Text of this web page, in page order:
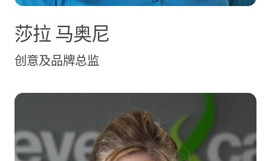
莎拉马奥尼
创意及品牌总监
西梅娜·马克斯·达甘